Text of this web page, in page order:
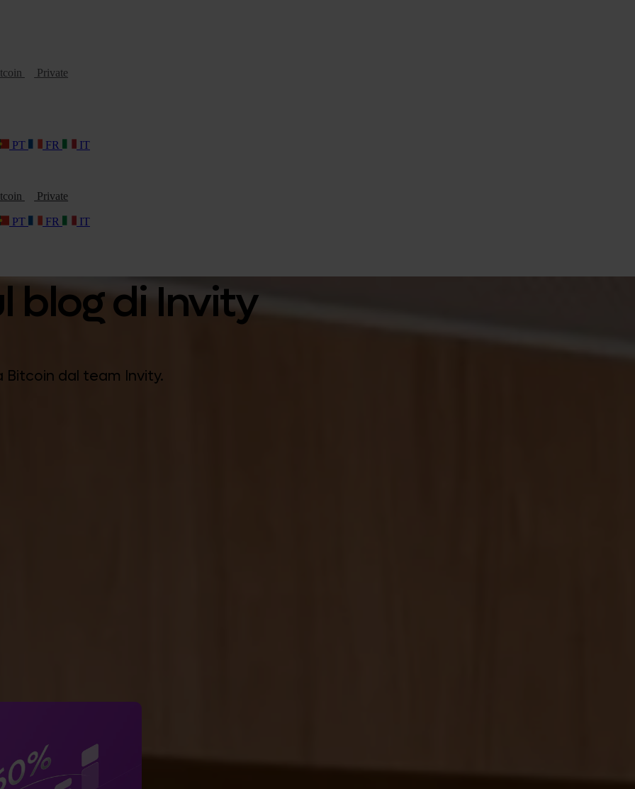
Private
PT FR
IT
Private
PT FR
IT
blog di Invity
dal team Invity.